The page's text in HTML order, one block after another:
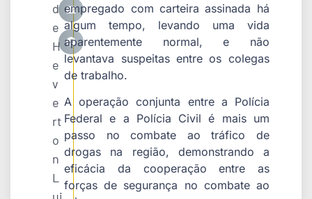
d
e
H
e
v
e
rt
o
n
L
empregado com carteira assinada há
algum tempo, levando uma vida
aparentemente normal, e não
levantava suspeitas entre os colegas
de trabalho.
A operação conjunta entre a Polícia
Federal e a Polícia Civil é mais um
passo no combate ao tráfico de
drogas na região, demonstrando a
eficácia da cooperação entre as
forças de segurança no combate ao